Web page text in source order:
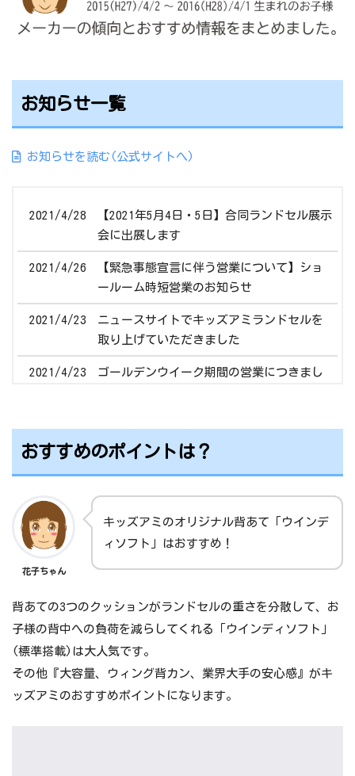
お知らせ一覧
お知らせを読む(公式サイトへ)
2021/4/28
【2021年5月4日・5日】合同ランドセル展示
会に出展します
2021/4/26
【緊急事態宣言に伴う営業について】ショ
ールーム時短営業のお知らせ
2021/4/23
ニュースサイトでキッズアミランドセルを
取り上げていただきました
2021/4/23
ゴールデンウイーク期間の営業につきまし
2021/4/23
【新作ランドセル】藤本美貴さんプロデュ
ース 「はろー！ぷりんせす」
2021/4/23
について
で入店をお待ちいただく場合がございます
2021/4/6
最新の展示会・販売会情報を更新いたしま
した
2021/3/19
【4月上旬】新作ランドセルをラインナップ
おすすめのポイントは？
花子ちゃん
キッズアミのオリジナル背あて「ウインデ
ィソフト」はおすすめ！
背あての3つのクッションがランドセルの重さを分散して、お
子様の背中への負荷を減らしてくれる「ウインディソフト」
(標準搭載)は大人気です。
その他『大容量、ウィング背カン、業界大手の安心感』がキ
ッズアミのおすすめポイントになります。